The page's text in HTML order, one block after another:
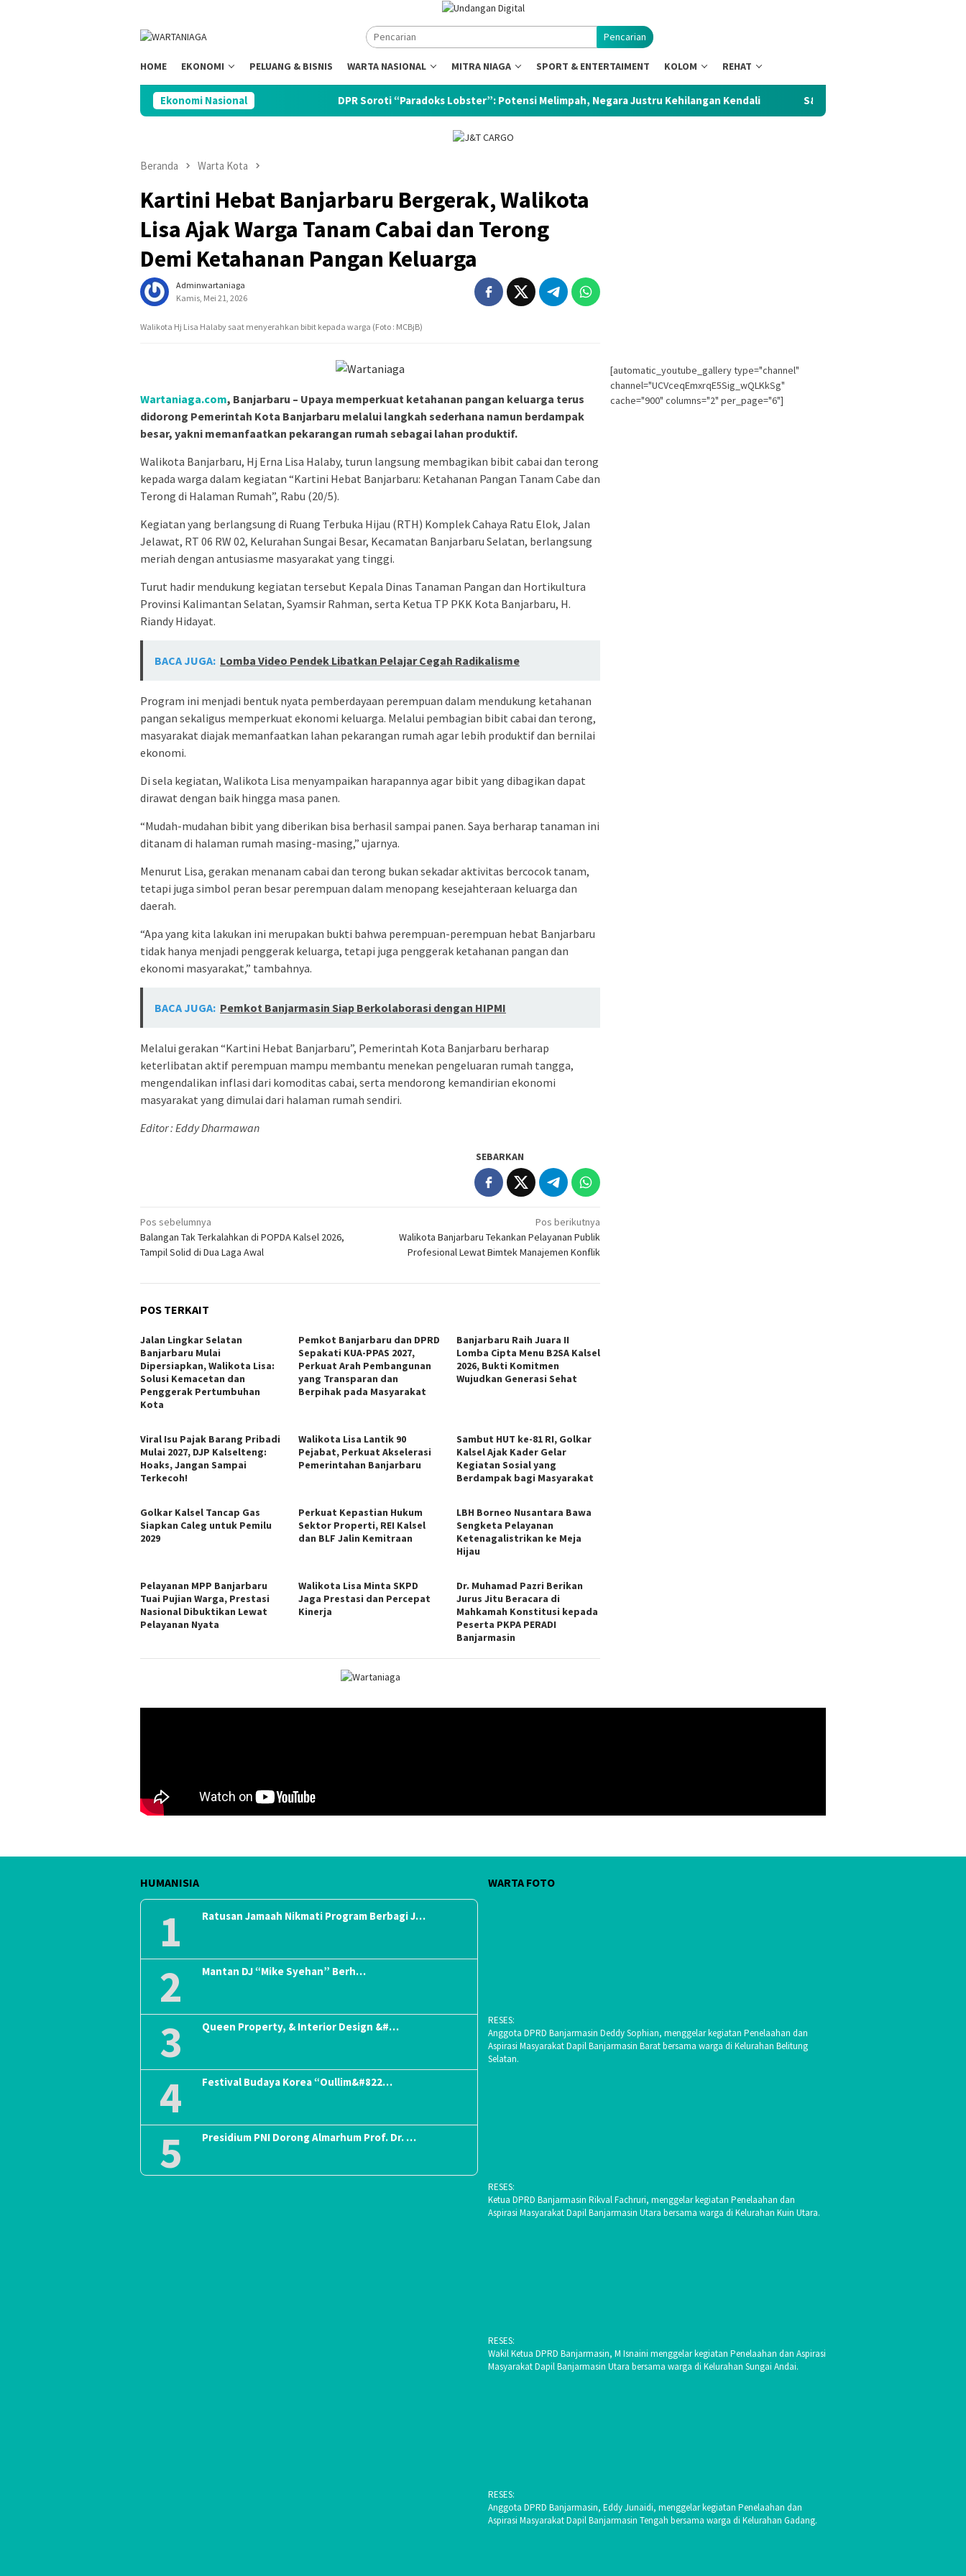
Pencarian
HOME EKONOMI PELUANG & BISNIS WARTA NASIONAL MITRA NIAGA SPORT & ENTERTAIMENT KOLOM REHAT
Ekonomi Nasional DPR Soroti “Paradoks Lobster”: Potensi Melimpah, Negara Justru Kehilangan Kendali S&P Pertahankan Rating Kredit Indonesia
Beranda Warta Kota
Kartini Hebat Banjarbaru Bergerak, Walikota
Lisa Ajak Warga Tanam Cabai dan Terong
Demi Ketahanan Pangan Keluarga
Adminwartaniaga
Kamis, Mei 21, 2026
Walikota Hj Lisa Halaby saat menyerahkan bibit kepada warga (Foto : MCBjB)
Wartaniaga.com, Banjarbaru – Upaya memperkuat ketahanan pangan keluarga terus
didorong Pemerintah Kota Banjarbaru melalui langkah sederhana namun berdampak
besar, yakni memanfaatkan pekarangan rumah sebagai lahan produktif.
Walikota Banjarbaru, Hj Erna Lisa Halaby, turun langsung membagikan bibit cabai dan terong
kepada warga dalam kegiatan “Kartini Hebat Banjarbaru: Ketahanan Pangan Tanam Cabe dan
Terong di Halaman Rumah”, Rabu (20/5).
Kegiatan yang berlangsung di Ruang Terbuka Hijau (RTH) Komplek Cahaya Ratu Elok, Jalan
Jelawat, RT 06 RW 02, Kelurahan Sungai Besar, Kecamatan Banjarbaru Selatan, berlangsung
meriah dengan antusiasme masyarakat yang tinggi.
Turut hadir mendukung kegiatan tersebut Kepala Dinas Tanaman Pangan dan Hortikultura
Provinsi Kalimantan Selatan, Syamsir Rahman, serta Ketua TP PKK Kota Banjarbaru, H.
Riandy Hidayat.
BACA JUGA: Lomba Video Pendek Libatkan Pelajar Cegah Radikalisme
Program ini menjadi bentuk nyata pemberdayaan perempuan dalam mendukung ketahanan
pangan sekaligus memperkuat ekonomi keluarga. Melalui pembagian bibit cabai dan terong,
masyarakat diajak memanfaatkan lahan pekarangan rumah agar lebih produktif dan bernilai
ekonomi.
Di sela kegiatan, Walikota Lisa menyampaikan harapannya agar bibit yang dibagikan dapat
dirawat dengan baik hingga masa panen.
“Mudah-mudahan bibit yang diberikan bisa berhasil sampai panen. Saya berharap tanaman ini
ditanam di halaman rumah masing-masing,” ujarnya.
Menurut Lisa, gerakan menanam cabai dan terong bukan sekadar aktivitas bercocok tanam,
tetapi juga simbol peran besar perempuan dalam menopang kesejahteraan keluarga dan
daerah.
“Apa yang kita lakukan ini merupakan bukti bahwa perempuan-perempuan hebat Banjarbaru
tidak hanya menjadi penggerak keluarga, tetapi juga penggerak ketahanan pangan dan
ekonomi masyarakat,” tambahnya.
BACA JUGA: Pemkot Banjarmasin Siap Berkolaborasi dengan HIPMI
Melalui gerakan “Kartini Hebat Banjarbaru”, Pemerintah Kota Banjarbaru berharap
keterlibatan aktif perempuan mampu membantu menekan pengeluaran rumah tangga,
mengendalikan inflasi dari komoditas cabai, serta mendorong kemandirian ekonomi
masyarakat yang dimulai dari halaman rumah sendiri.
Editor : Eddy Dharmawan
SEBARKAN
Navigasi
pos
Pos sebelumnya
Balangan Tak Terkalahkan di POPDA Kalsel 2026,
Tampil Solid di Dua Laga Awal
Pos berikutnya
Walikota Banjarbaru Tekankan Pelayanan Publik
Profesional Lewat Bimtek Manajemen Konflik
POS TERKAIT
Jalan Lingkar Selatan
Banjarbaru Mulai
Dipersiapkan, Walikota Lisa:
Solusi Kemacetan dan
Penggerak Pertumbuhan
Kota
Pemkot Banjarbaru dan DPRD
Sepakati KUA-PPAS 2027,
Perkuat Arah Pembangunan
yang Transparan dan
Berpihak pada Masyarakat
Banjarbaru Raih Juara II
Lomba Cipta Menu B2SA Kalsel
2026, Bukti Komitmen
Wujudkan Generasi Sehat
Viral Isu Pajak Barang Pribadi
Mulai 2027, DJP Kalselteng:
Hoaks, Jangan Sampai
Terkecoh!
Walikota Lisa Lantik 90
Pejabat, Perkuat Akselerasi
Pemerintahan Banjarbaru
Sambut HUT ke-81 RI, Golkar
Kalsel Ajak Kader Gelar
Kegiatan Sosial yang
Berdampak bagi Masyarakat
Golkar Kalsel Tancap Gas
Siapkan Caleg untuk Pemilu
2029
Perkuat Kepastian Hukum
Sektor Properti, REI Kalsel
dan BLF Jalin Kemitraan
LBH Borneo Nusantara Bawa
Sengketa Pelayanan
Ketenagalistrikan ke Meja
Hijau
Pelayanan MPP Banjarbaru
Tuai Pujian Warga, Prestasi
Nasional Dibuktikan Lewat
Pelayanan Nyata
Walikota Lisa Minta SKPD
Jaga Prestasi dan Percepat
Kinerja
Dr. Muhamad Pazri Berikan
Jurus Jitu Beracara di
Mahkamah Konstitusi kepada
Peserta PKPA PERADI
Banjarmasin
[automatic_youtube_gallery type="channel"
channel="UCVceqEmxrqE5Sig_wQLKkSg"
cache="900" columns="2" per_page="6"]
HUMANISIA
1 Ratusan Jamaah Nikmati Program Berbagi J…
2 Mantan DJ “Mike Syehan” Berh…
3 Queen Property, & Interior Design &#…
4 Festival Budaya Korea “Oullim&#822…
5 Presidium PNI Dorong Almarhum Prof. Dr. …
WARTA FOTO
RESES:
Anggota DPRD Banjarmasin Deddy Sophian, menggelar kegiatan Penelaahan dan
Aspirasi Masyarakat Dapil Banjarmasin Barat bersama warga di Kelurahan Belitung
Selatan.
RESES:
Ketua DPRD Banjarmasin Rikval Fachruri, menggelar kegiatan Penelaahan dan
Aspirasi Masyarakat Dapil Banjarmasin Utara bersama warga di Kelurahan Kuin Utara.
RESES:
Wakil Ketua DPRD Banjarmasin, M Isnaini menggelar kegiatan Penelaahan dan Aspirasi
Masyarakat Dapil Banjarmasin Utara bersama warga di Kelurahan Sungai Andai.
RESES:
Anggota DPRD Banjarmasin, Eddy Junaidi, menggelar kegiatan Penelaahan dan
Aspirasi Masyarakat Dapil Banjarmasin Tengah bersama warga di Kelurahan Gadang.